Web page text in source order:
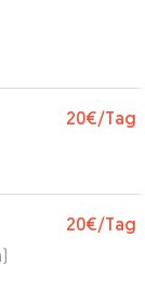
20€/Tag
20€/Tag
)